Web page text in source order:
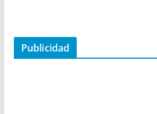
Publicidad